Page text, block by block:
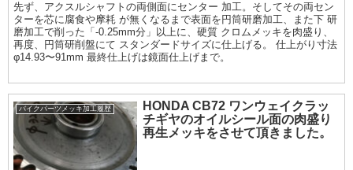
先ず、アクスルシャフトの両側面にセンター 加工。そしてその両セン
ターを芯に腐食や摩耗 が無くなるまで表面を円筒研磨加工、また下 研
磨加工で削った「-0.25mm分」以上に、硬質 クロムメッキを肉盛り、
再度、円筒研削盤にて スタンダードサイズに仕上げる。 仕上がり寸法
φ14.93〜91mm 最終仕上げは鏡面仕上げまで。
バイクパーツメッキ加工履歴
HONDA CB72 ワンウェイクラッ
チギヤのオイルシール面の肉盛り
再生メッキをさせて頂きました。